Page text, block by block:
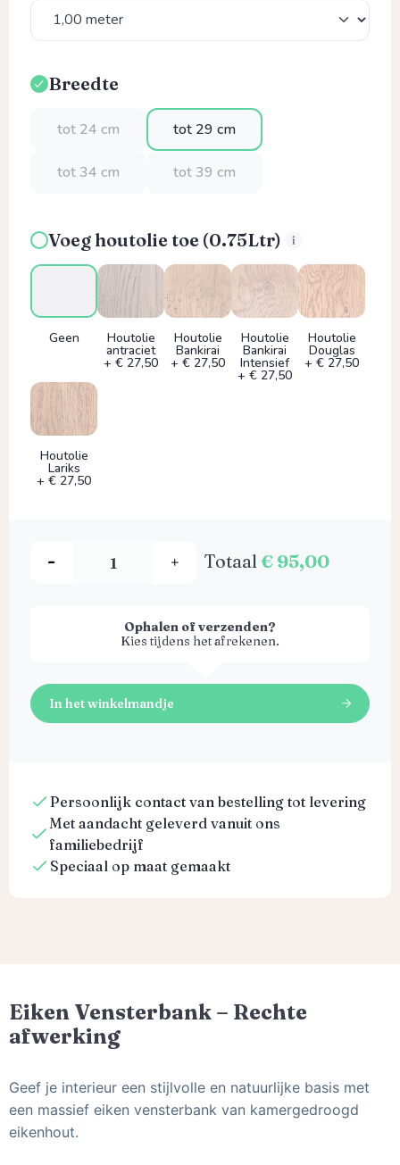
Selecteer
Breedte
tot 24 cm tot 29 cm
tot 34 cm tot 39 cm
Voeg houtolie toe (0.75Ltr)
Geen Houtolie
antraciet
+ € 27,50
Houtolie
Bankirai
+ € 27,50
Houtolie
Bankirai
Intensief
+ € 27,50
Houtolie
Douglas
+ € 27,50
Houtolie
Lariks
+ € 27,50
Totaal € 95,00
Ophalen of verzenden?
Kies tijdens het afrekenen.
In het winkelmandje
Persoonlijk contact van bestelling tot levering
Met aandacht geleverd vanuit ons
familiebedrijf
Speciaal op maat gemaakt
Eiken Vensterbank – Rechte
afwerking
Geef je interieur een stijlvolle en natuurlijke basis met
een massief eiken vensterbank van kamergedroogd
eikenhout.